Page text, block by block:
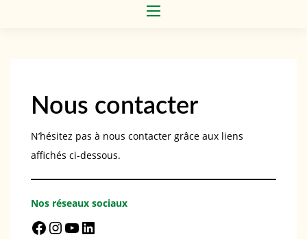
Nous contacter
N’hésitez pas à nous contacter grâce aux liens
affichés ci-dessous.
Nos réseaux sociaux
Facebook
Instagram
YouTube
LinkedIn